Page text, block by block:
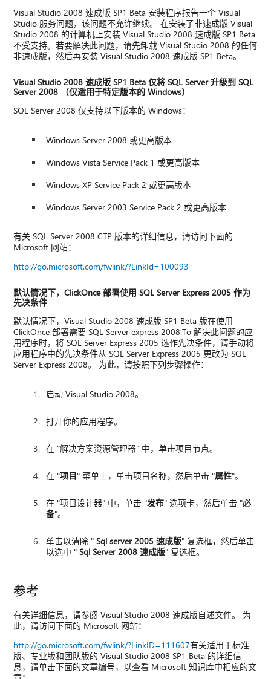
Visual Studio 2008 速成版 SP1 Beta 安装程序报告一个 Visual
Studio 服务问题，该问题不允许继续。 在安装了非速成版 Visual
Studio 2008 的计算机上安装 Visual Studio 2008 速成版 SP1 Beta
不受支持。若要解决此问题，请先卸载 Visual Studio 2008 的任何
非速成版，然后再安装 Visual Studio 2008 速成版 SP1 Beta。
Visual Studio 2008 速成版 SP1 Beta 仅将 SQL Server 升级到 SQL
Server 2008 （仅适用于特定版本的 Windows）
SQL Server 2008 仅支持以下版本的 Windows：
Windows Server 2008 或更高版本
Windows Vista Service Pack 1 或更高版本
Windows XP Service Pack 2 或更高版本
Windows Server 2003 Service Pack 2 或更高版本
有关 SQL Server 2008 CTP 版本的详细信息，请访问下面的
Microsoft 网站：
http://go.microsoft.com/fwlink/?LinkId=100093
默认情况下，ClickOnce 部署使用 SQL Server Express 2005 作为
先决条件
默认情况下，Visual Studio 2008 速成版 SP1 Beta 版在使用
ClickOnce 部署需要 SQL Server express 2008.To 解决此问题的应
用程序时，将 SQL Server Express 2005 选作先决条件，请手动将
应用程序中的先决条件从 SQL Server Express 2005 更改为 SQL
Server Express 2008。 为此，请按照下列步骤操作：
启动 Visual Studio 2008。
打开你的应用程序。
在 "解决方案资源管理器" 中，单击项目节点。
在 "项目" 菜单上，单击项目名称，然后单击 "属性"。
在 "项目设计器" 中，单击 "发布" 选项卡，然后单击 "必
备"。
单击以清除 "Sql server 2005 速成版" 复选框，然后单击
以选中 "Sql Server 2008 速成版" 复选框。
参考
有关详细信息，请参阅 Visual Studio 2008 速成版自述文件。 为
此，请访问下面的 Microsoft 网站：
http://go.microsoft.com/fwlink/?LinkID=111607有关适用于标准
版、专业版和团队版的 Visual Studio 2008 SP1 Beta 的详细信
息，请单击下面的文章编号，以查看 Microsoft 知识库中相应的文